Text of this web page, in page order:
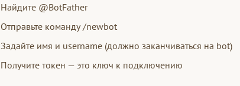
Найдите @BotFather
Отправьте команду /newbot
Задайте имя и username (должно заканчиваться на bot)
Получите токен — это ключ к подключению